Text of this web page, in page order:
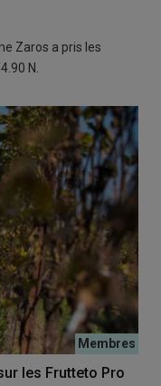
Zaros a pris les
N.
les Frutteto Pro